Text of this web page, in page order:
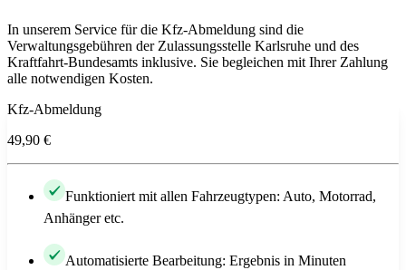
In unserem Service für die Kfz-Abmeldung sind die
Verwaltungsgebühren der Zulassungsstelle Karlsruhe und des
Kraftfahrt-Bundesamts inklusive. Sie begleichen mit Ihrer Zahlung
alle notwendigen Kosten.
Kfz-Abmeldung
49,90 €
Funktioniert mit allen Fahrzeugtypen: Auto, Motorrad,
Anhänger etc.
Automatisierte Bearbeitung: Ergebnis in Minuten